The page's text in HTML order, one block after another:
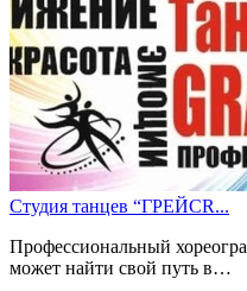
Студия танцев “ГРЕЙСR...
Профессиональный
может найти свой путь в…